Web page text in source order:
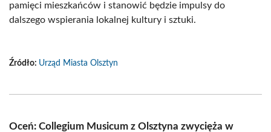
pamięci mieszkańców i stanowić będzie impulsy do
dalszego wspierania lokalnej kultury i sztuki.
Źródło: Urząd Miasta Olsztyn
Oceń: Collegium Musicum z Olsztyna zwycięża w